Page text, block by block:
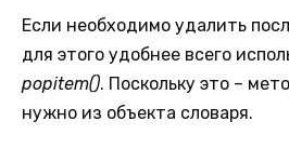
Если необходимо удалить
для этого удобнее всего
popitem(). Поскольку это –
нужно из объекта словаря.